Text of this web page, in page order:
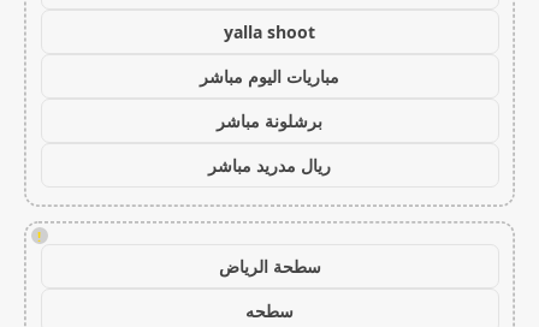
yalla shoot
مباريات اليوم مباشر
برشلونة مباشر
ريال مدريد مباشر
!
سطحة الرياض
سطحه